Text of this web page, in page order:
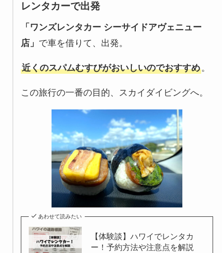
レンタカーで出発
「ワンズレンタカー シーサイドアヴェニュー
店」 で車を借りて、出発。
近くのスパムむすびがおいしいのでおすすめ。
この旅行の一番の目的、スカイダイビングへ。
あわせて読みたい
【体験談】ハワイでレンタカ
ー！予約方法や注意点を解説